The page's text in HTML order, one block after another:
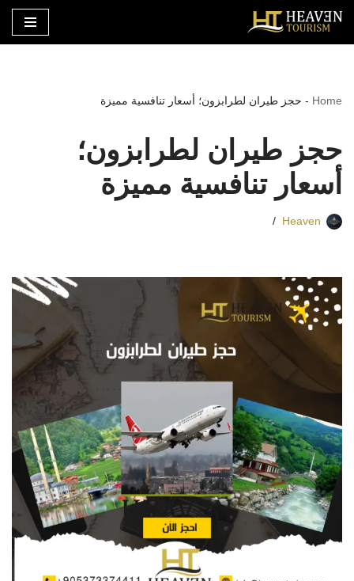
تخطى
Home
- حجز طيران لطرابزون؛ أسعار تنافسية مميزة
حجز طيران لطرابزون؛
أسعار تنافسية مميزة
Heaven